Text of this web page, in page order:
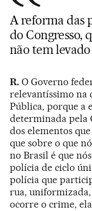
A reforma das
do Congresso,
não tem levado
R.O Governo
relevantíssimo na
Pública, porque a
determinada pela
dos elementos
que sobre o que
no Brasil é que
polícia de ciclo
polícia que
rua,
ocorre o crime,